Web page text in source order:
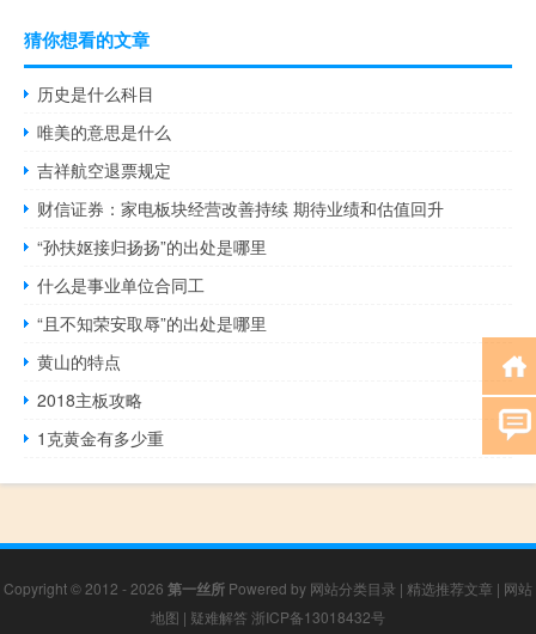
猜你想看的文章
历史是什么科目
唯美的意思是什么
吉祥航空退票规定
财信证券：家电板块经营改善持续 期待业绩和估值回升
“孙扶妪接归扬扬”的出处是哪里
什么是事业单位合同工
“且不知荣安取辱”的出处是哪里
黄山的特点
2018主板攻略
1克黄金有多少重
Copyright © 2012 - 2026 第一丝所 Powered by 网站分类目录 | 精选推荐文章 | 网站
地图 | 疑难解答 浙ICP备13018432号